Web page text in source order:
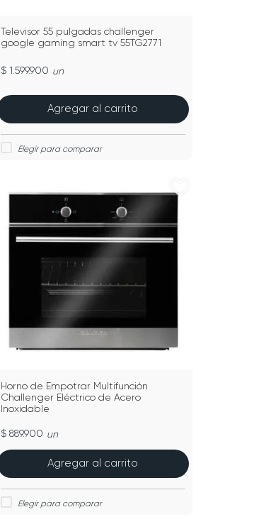
Televisor 55 pulgadas challenger
google gaming smart tv 55TG2771
$ 1.599.900 un
Agregar al carrito
Horno de Empotrar Multifunción
Challenger Eléctrico de Acero
Inoxidable
$ 889.900 un
Agregar al carrito